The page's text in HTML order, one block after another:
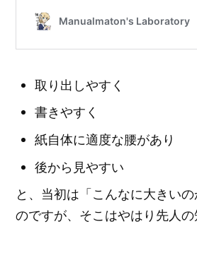
取り出しやすく
書きやすく
紙自体に適度な腰があり
後から見やすい
と、当初は「こんなに大きい
のですが、そこはやはり先人の